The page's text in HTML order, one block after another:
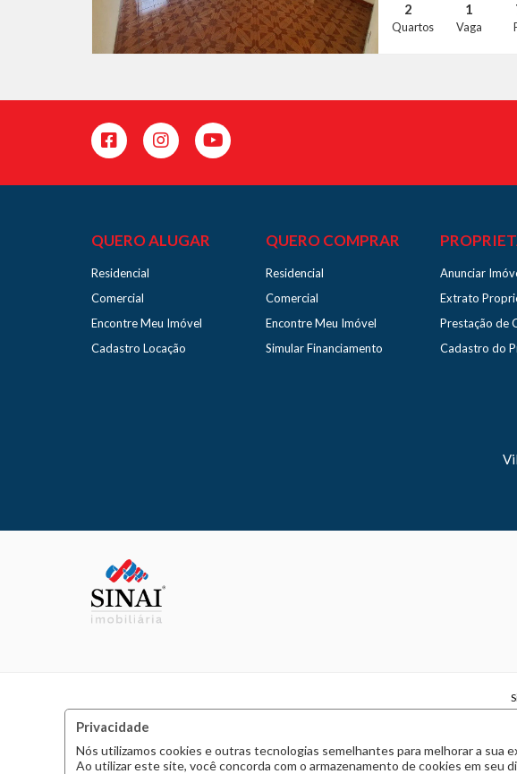
Privacidade
Nós utilizamos cookies e outras tecnologias semelhantes para melhorar a
Ao utilizar este site, você concorda com o armazenamento de cookies em seu
2
Quartos
1
Vaga
QUERO ALUGAR
Residencial
Comercial
Encontre Meu Imóvel
Cadastro Locação
QUERO COMPRAR
Residencial
Comercial
Encontre Meu Imóvel
Simular Financiamento
Anunciar
Extrato
Prestação de
Cadastro do
Feito com